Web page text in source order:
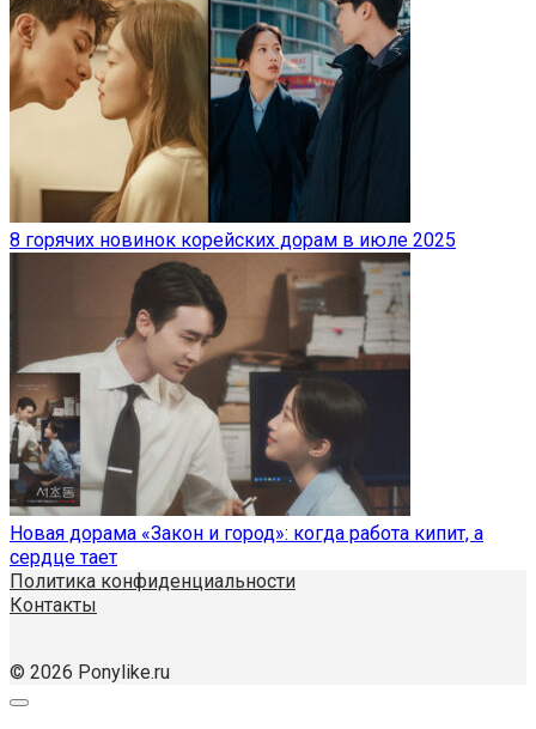
8 горячих новинок корейских дорам в июле 2025
Новая дорама «Закон и город»: когда работа кипит, а
сердце тает
Политика конфиденциальности
Контакты
© 2026 Ponylike.ru